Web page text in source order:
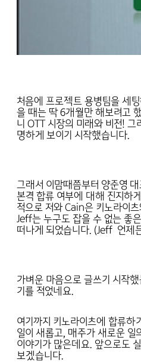
처음에 프로젝트 용병팀을 세
을 때는 딱 6개월만 해보려고
니 OTT 시장의 미래와 비전! 그
명하게 보이기 시작했습니다.
그래서 이맘때쯤부터 양준영
본격 합류 여부에 대해 진지하
적으로 저와 Cain은 키노라이
Jeff는 누구도 잡을 수 없는 좋
떠나게 되었습니다. (Jeff 언제
가벼운 마음으로 글쓰기 시작
기를 적었네요.
여기까지 키노라이츠에 합류하
일이 새롭고, 매주가 새로운 일
이야기가 많은데요. 앞으로도
보겠습니다.